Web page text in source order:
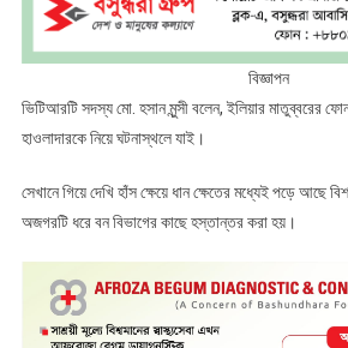
বিজ্ঞাপন
ভিটিআরটি সদস্য মো. হসান মুন্সী বলেন, ইলিয়ার মাতুব্বরের
হাওলাদারকে নিয়ে ঘটনাস্থলে যাই।
সেখানে গিয়ে দেখি হাঁস ক্ষেয়ে ধান ক্ষেতের মধ্যেই পড়ে আছে
অজগরটি ধরে বন বিভাগের কাছে হস্তান্তর করা হয়।